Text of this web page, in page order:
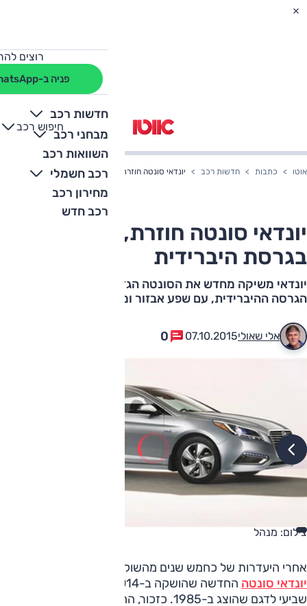
רוצים
פניה ב-WhatsApp
חדשות רכב
מבחני רכב
השוואות רכב
רכב חשמלי
מחירון רכב
רכב חדש
חיפוש רכב
+
-
אוטו כתבות חדשות רכב יונדאי סונטה חוזרת, הפעם בגרסת היברידית
יונדאי סונטה חוזרת, הפעם
בגרסת היברידית
יונדאי משיקה מחדש את הסונטה הגדולה והפעם מהמרת על
הגרסה ההיברידית, עם שפע אבזור ומחיר מושך
אלי שאולי07.10.2015
0
צילום: מנהל
אחרי היעדרות של כחמש שנים מהשוק המקומי חוזרת לישראל
יונדאי סונטה